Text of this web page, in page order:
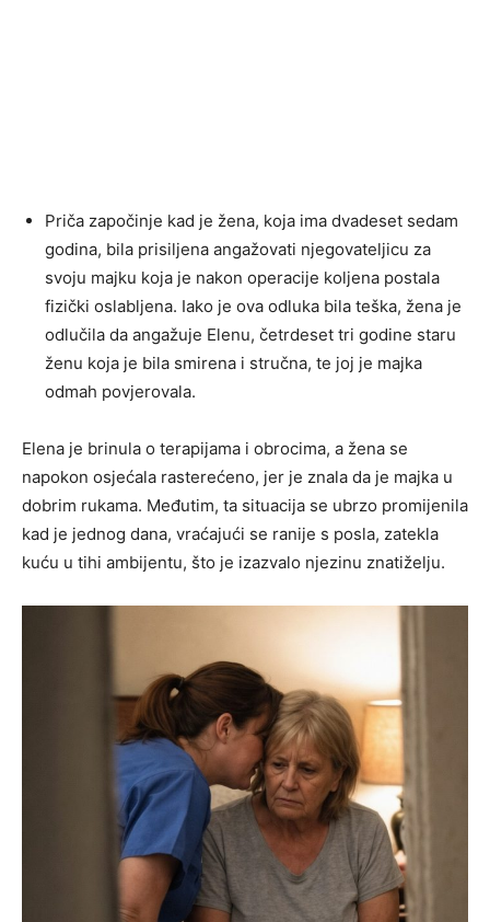
Priča započinje kad je žena, koja ima dvadeset sedam
godina, bila prisiljena angažovati njegovateljicu za
svoju majku koja je nakon operacije koljena postala
fizički oslabljena. Iako je ova odluka bila teška, žena je
odlučila da angažuje Elenu, četrdeset tri godine staru
ženu koja je bila smirena i stručna, te joj je majka
odmah povjerovala.
Elena je brinula o terapijama i obrocima, a žena se
napokon osjećala rasterećeno, jer je znala da je majka u
dobrim rukama. Međutim, ta situacija se ubrzo promijenila
kad je jednog dana, vraćajući se ranije s posla, zatekla
kuću u tihi ambijentu, što je izazvalo njezinu znatiželju.